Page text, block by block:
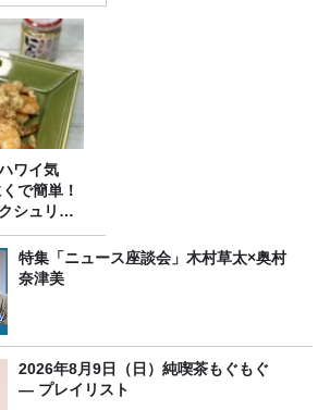
ワイ気
で簡単！
シュリン
レシピ
特集「ニュース座談会」木村草太×奥村
奈津美
2026年8月9日（日）純喫茶もぐもぐ
― プレイリスト